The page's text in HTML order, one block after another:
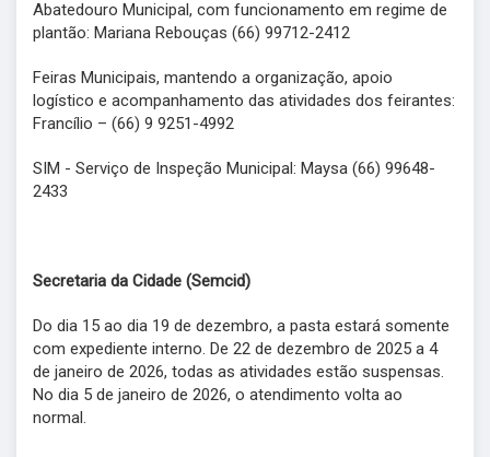
Abatedouro Municipal, com funcionamento em regime de
plantão: Mariana Rebouças (66) 99712-2412
Feiras Municipais, mantendo a organização, apoio
logístico e acompanhamento das atividades dos feirantes:
Francílio – (66) 9 9251-4992
SIM - Serviço de Inspeção Municipal: Maysa (66) 99648-
2433
Secretaria da Cidade (Semcid)
Do dia 15 ao dia 19 de dezembro, a pasta estará somente
com expediente interno. De 22 de dezembro de 2025 a 4
de janeiro de 2026, todas as atividades estão suspensas.
No dia 5 de janeiro de 2026, o atendimento volta ao
normal.